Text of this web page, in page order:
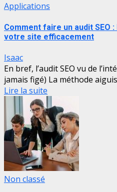
Applications
Comment faire un audit SEO
votre site efficacement
Isaac
En bref, l’audit SEO vu de
jamais figé) La méthode
Lire la suite
Non classé